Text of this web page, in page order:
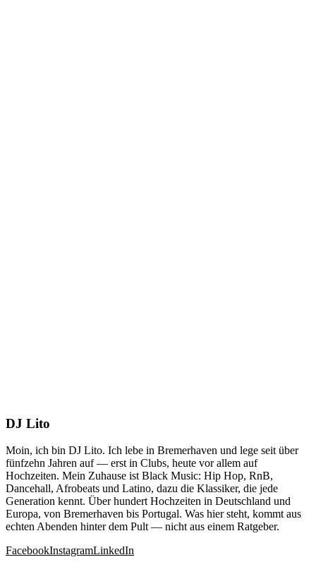
DJ Lito
Moin, ich bin DJ Lito. Ich lebe in Bremerhaven und lege seit über
fünfzehn Jahren auf — erst in Clubs, heute vor allem auf
Hochzeiten. Mein Zuhause ist Black Music: Hip Hop, RnB,
Dancehall, Afrobeats und Latino, dazu die Klassiker, die jede
Generation kennt. Über hundert Hochzeiten in Deutschland und
Europa, von Bremerhaven bis Portugal. Was hier steht, kommt aus
echten Abenden hinter dem Pult — nicht aus einem Ratgeber.
FacebookInstagramLinkedIn